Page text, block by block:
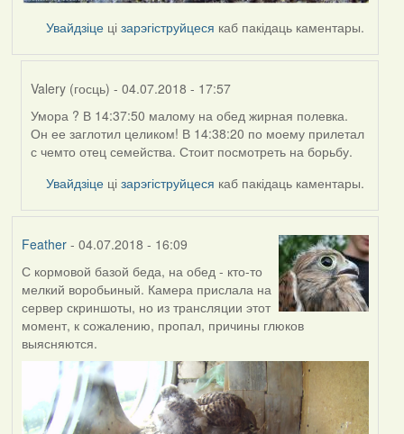
Увайдзіце цізарэгіструйцеся каб пакідаць каментары.
Valery (госць) - 04.07.2018 - 17:57
In
reply
to
Умора ? В 14:37:50 малому на обед жирная полевка.
Он ее заглотил целиком! В 14:38:20 по моему прилетал
с чемто отец семейства. Стоит посмотреть на борьбу.
Увайдзіце цізарэгіструйцеся каб пакідаць каментары.
Feather- 04.07.2018 - 16:09
С кормовой базой беда, на обед - кто-то
мелкий воробьиный. Камера прислала на
сервер скриншоты, но из трансляции этот
момент, к сожалению, пропал, причины глюков
выясняются.